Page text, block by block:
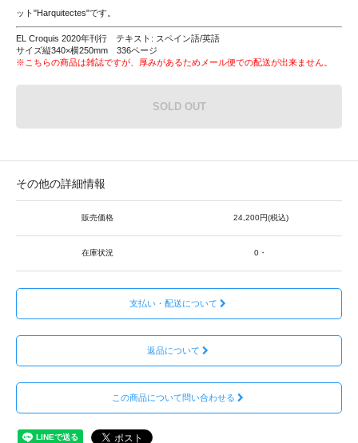
ット"Harquitectes"です。
EL Croquis 2020年刊行 テキスト: スペイン語/英語
サイズ縦340×横250mm 336ページ
※こちらの商品は雑誌ですが、厚みがあるためメール便での配送が出来ません。
SOLD OUT
その他の詳細情報
販売価格 24,200円(税込)
在庫状況 0・
支払い・配送について
返品について
この商品について問い合わせる